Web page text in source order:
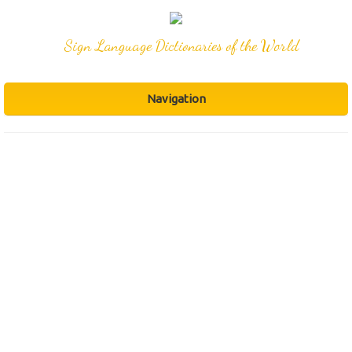
Sign Language Dictionaries of the World
Navigation